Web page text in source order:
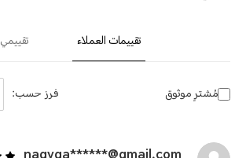
تقييمات العملاء تقييمي
مُشترٍ موثوق فرز حسب: